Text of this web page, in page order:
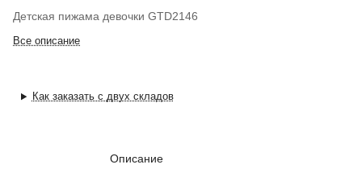
Детская пижама девочки GTD2146
Все описание
Как заказать с двух складов
Описание